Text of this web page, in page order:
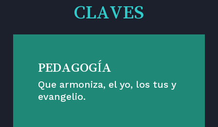
CLAVES
PEDAGOGÍA
Que armoniza, el yo, los tus y
evangelio.